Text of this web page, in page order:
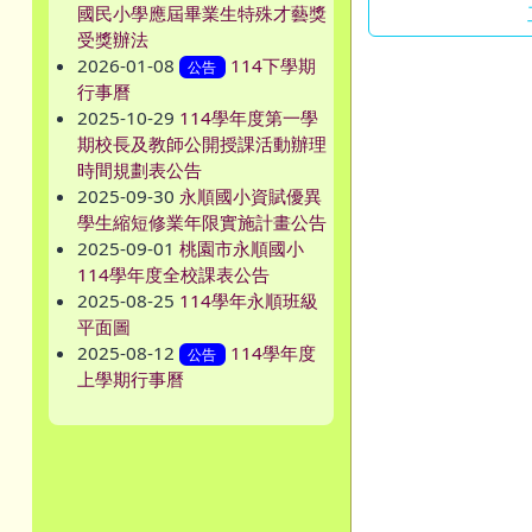
國民小學應屆畢業生特殊才藝獎
受獎辦法
2026-01-08
公告
114下學期
行事曆
2025-10-29 114學年度第一學
期校長及教師公開授課活動辦理
時間規劃表公告
2025-09-30 永順國小資賦優異
學生縮短修業年限實施計畫公告
2025-09-01 桃園市永順國小
114學年度全校課表公告
2025-08-25 114學年永順班級
平面圖
2025-08-12
公告
114學年度
上學期行事曆